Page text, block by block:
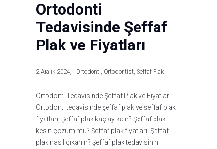
Ortodonti
Tedavisinde Şeffaf
Plak ve Fiyatları
2 Aralık 2024 Ortodonti, Ortodontist,Şeffaf Plak
Ortodonti Tedavisinde Şeffaf Plak ve Fiyatları
Ortodonti tedavisinde şeffaf plak ve şeffaf plak
fiyatları, Şeffaf plak kaç ay kalır? Şeffaf plak
kesin çözüm mü? Şeffaf plak fiyatları, Şeffaf
plak nasıl çıkarılır? Şeffaf plak tedavisinin